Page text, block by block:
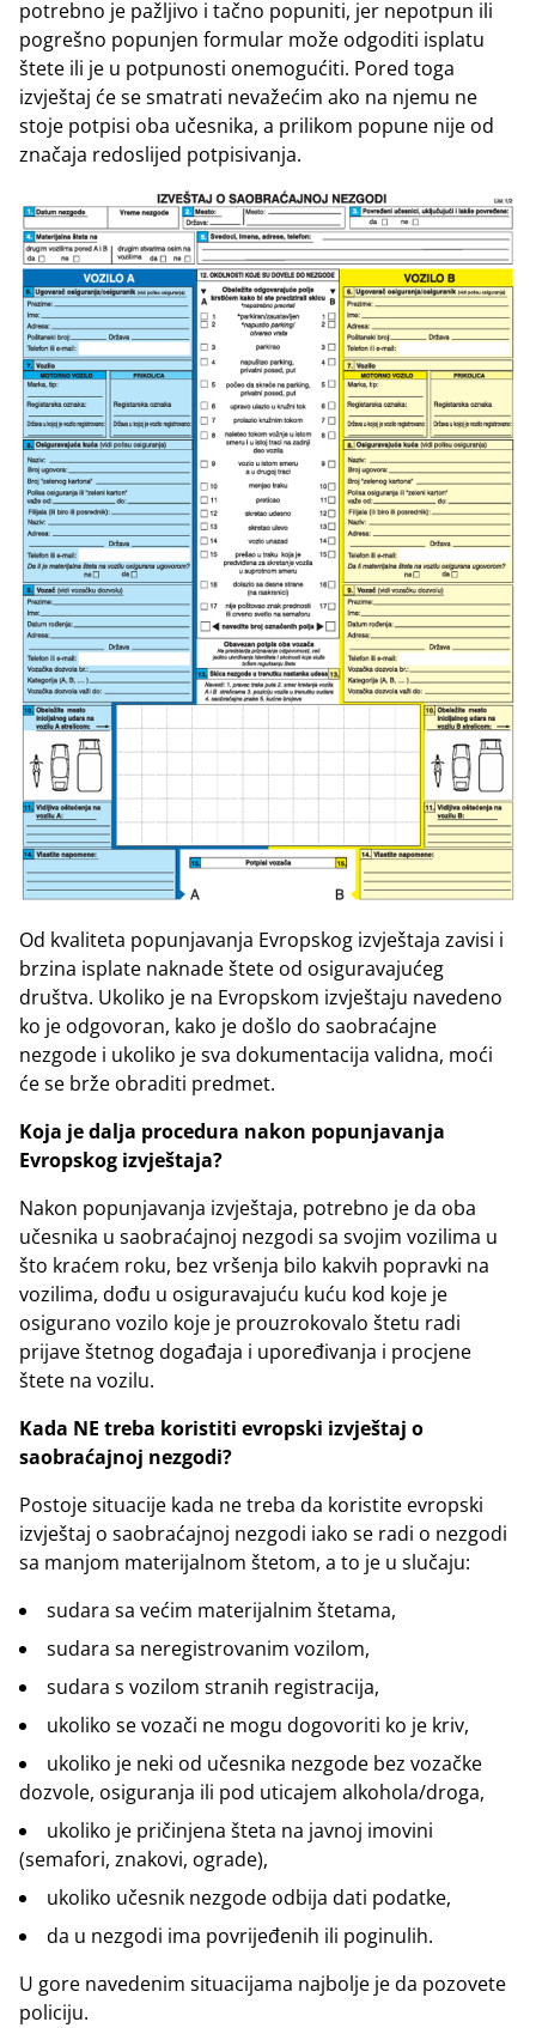
potrebno je pažljivo i tačno popuniti, jer nepotpun ili
pogrešno popunjen formular može odgoditi isplatu
štete ili je u potpunosti onemogućiti. Pored toga
izvještaj će se smatrati nevažećim ako na njemu ne
stoje potpisi oba učesnika, a prilikom popune nije od
značaja redoslijed potpisivanja.
Od kvaliteta popunjavanja Evropskog izvještaja zavisi i
brzina isplate naknade štete od osiguravajućeg
društva. Ukoliko je na Evropskom izvještaju navedeno
ko je odgovoran, kako je došlo do saobraćajne
nezgode i ukoliko je sva dokumentacija validna, moći
će se brže obraditi predmet.
Koja je dalja procedura nakon popunjavanja
Evropskog izvještaja?
Nakon popunjavanja izvještaja, potrebno je da oba
učesnika u saobraćajnoj nezgodi sa svojim vozilima u
što kraćem roku, bez vršenja bilo kakvih popravki na
vozilima, dođu u osiguravajuću kuću kod koje je
osigurano vozilo koje je prouzrokovalo štetu radi
prijave štetnog događaja i upoređivanja i procjene
štete na vozilu.
Kada NE treba koristiti evropski izvještaj o
saobraćajnoj nezgodi?
Postoje situacije kada ne treba da koristite evropski
izvještaj o saobraćajnoj nezgodi iako se radi o nezgodi
sa manjom materijalnom štetom, a to je u slučaju:
sudara sa većim materijalnim štetama,
sudara sa neregistrovanim vozilom,
sudara s vozilom stranih registracija,
ukoliko se vozači ne mogu dogovoriti ko je kriv,
ukoliko je neki od učesnika nezgode bez vozačke
dozvole, osiguranja ili pod uticajem alkohola/droga,
ukoliko je pričinjena šteta na javnoj imovini
(semafori, znakovi, ograde),
ukoliko učesnik nezgode odbija dati podatke,
da u nezgodi ima povrijeđenih ili poginulih.
U gore navedenim situacijama najbolje je da pozovete
policiju.